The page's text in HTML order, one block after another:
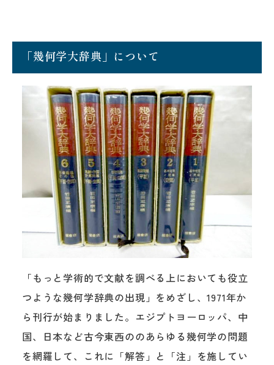
「幾何学大辞典」について
「もっと学術的で文献を調べる上においても役立
つような幾何学辞典の出現」をめざし、1971年か
ら刊行が始まりました。エジプトヨーロッパ、中
国、日本など古今東西ののあらゆる幾何学の問題
を網羅して、これに「解答」と「注」を施してい